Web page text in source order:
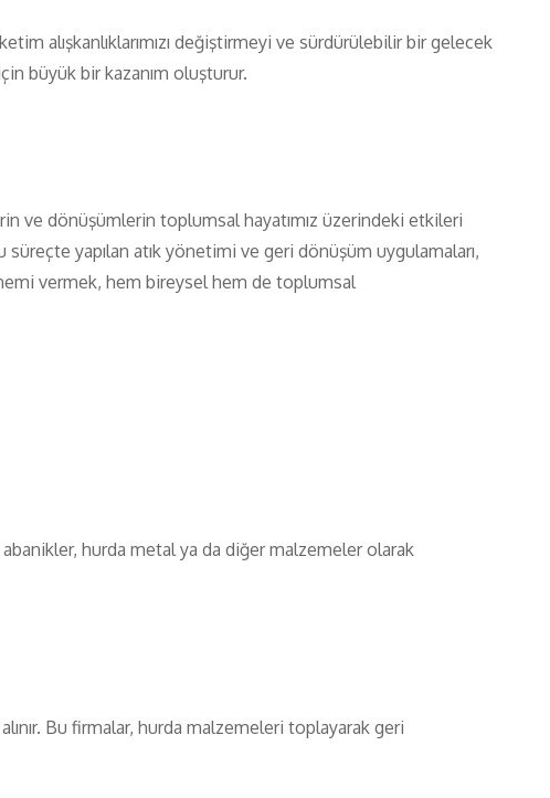
alışkanlıklarımızı değiştirmeyi ve sürdürülebilir bir gelecek
büyük bir kazanım oluşturur.
ve dönüşümlerin toplumsal hayatımız üzerindeki etkileri
yapılan atık yönetimi ve geri dönüşüm uygulamaları,
vermek, hem bireysel hem de toplumsal
hurda metal ya da diğer malzemeler olarak
Bu firmalar, hurda malzemeleri toplayarak geri